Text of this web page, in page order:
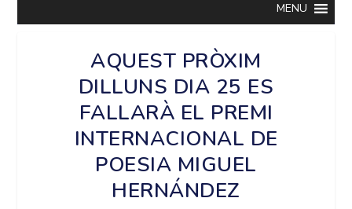
MENU
AQUEST PRÒXIM
DILLUNS DIA 25 ES
FALLARÀ EL PREMI
INTERNACIONAL DE
POESIA MIGUEL
HERNÁNDEZ